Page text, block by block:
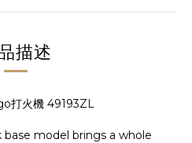
描述
打火機 49193ZL
model brings a whole